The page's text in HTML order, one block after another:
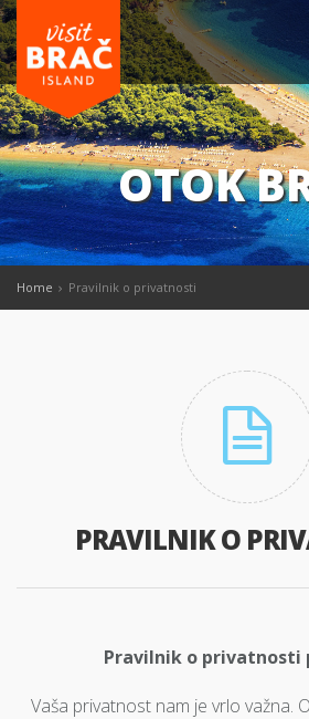
OTOK
Home Pravilnik o privatnosti
PRAVILNIK O
Pravilnik o privatnosti
Vaša privatnost nam je vrlo važna.